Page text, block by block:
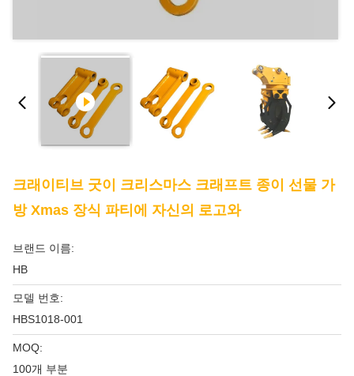
크래이티브 굿이 크리스마스 크래프트 종이 선물 가
방 Xmas 장식 파티에 자신의 로고와
브랜드 이름:
HB
모델 번호:
HBS1018-001
MOQ:
100개 부분